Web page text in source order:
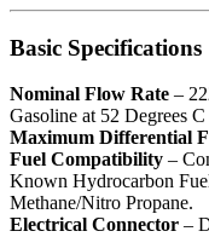
Basic Specifications
Nominal Flow Rate –
Gasoline at 52 Degrees
Maximum Differential
Fuel Compatibility –
Known Hydrocarbon
Methane/Nitro Propane.
Electrical Connector –